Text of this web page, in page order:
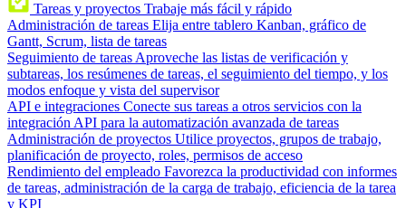
Tareas y proyectos Trabaje más fácil y rápido
Administración de tareas Elija entre tablero Kanban, gráfico de
Gantt, Scrum, lista de tareas
Seguimiento de tareas Aproveche las listas de verificación y
subtareas, los resúmenes de tareas, el seguimiento del tiempo, y los
modos enfoque y vista del supervisor
API e integraciones Conecte sus tareas a otros servicios con la
integración API para la automatización avanzada de tareas
Administración de proyectos Utilice proyectos, grupos de trabajo,
planificación de proyecto, roles, permisos de acceso
Rendimiento del empleado Favorezca la productividad con informes
de tareas, administración de la carga de trabajo, eficiencia de la tarea
y KPI